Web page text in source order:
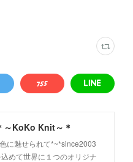
KoKo Knit～＊
に魅せられて*~*since2003
めて世界に１つのオリジナ